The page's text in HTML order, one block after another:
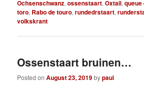
Ochsenschwanz,ossenstaart,Oxtail,queue
toro, Rabo de touro,rundedrstaart,
volkskrant
Ossenstaart bruinen…
Posted onAugust 23, 2019bypaul